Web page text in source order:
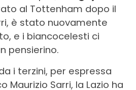
al Tottenham dopo il
è stato nuovamente
e i biancocelesti ci
pensierino.
i terzini, per espressa
Maurizio Sarri, la Lazio ha